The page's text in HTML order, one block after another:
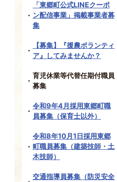
「東郷町公式LINEクーポ
ン配信事業」掲載事業者募
集
【募集】『援農ボランティ
ア』してみませんか？
育児休業等代替任期付職員
募集
令和9年4月採用東郷町職
員募集（保育士以外）
令和8年10月1日採用東郷
町職員募集（建築技師・土
木技師）
交通指導員募集（防災安全